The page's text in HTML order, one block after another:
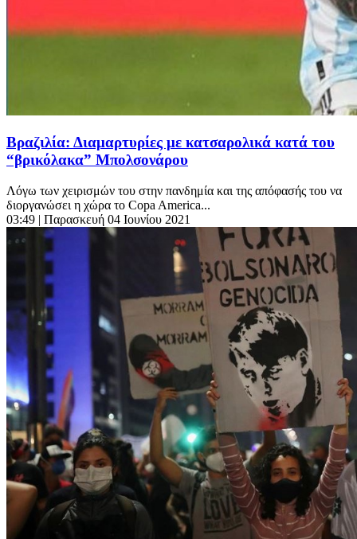
Βραζιλία: Διαμαρτυρίες με κατσαρολικά κατά του
“βρικόλακα” Μπολσονάρου
Λόγω των χειρισμών του στην πανδημία και της απόφασής του να
διοργανώσει η χώρα το Copa America...
03:49 | Παρασκευή 04 Ιουνίου 2021